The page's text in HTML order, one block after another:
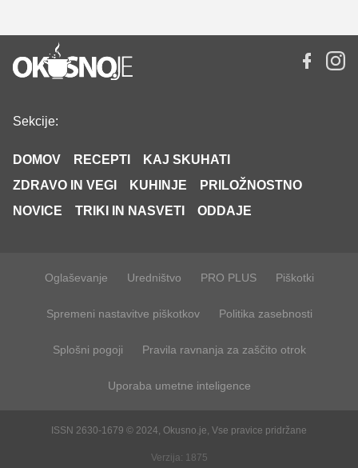
Sekcije:
DOMOV RECEPTI
KAJ SKUHATI
ZDRAVO IN VEGI
KUHINJE
PRILOŽNOSTNO
NOVICE
TRIKI IN NASVETI ODDAJE
Oglaševanje Uredništvo PRO PLUS Piškotki
Spremeni nastavitve piškotkov Politika zasebnosti
Splošni pogoji Pravila ravnanja za zaščito otrok
Uporaba umetne inteligence
ISSN 2630-1679 © 2024, Okusno.je, Vse pravice pridržane
Verzija: 1875